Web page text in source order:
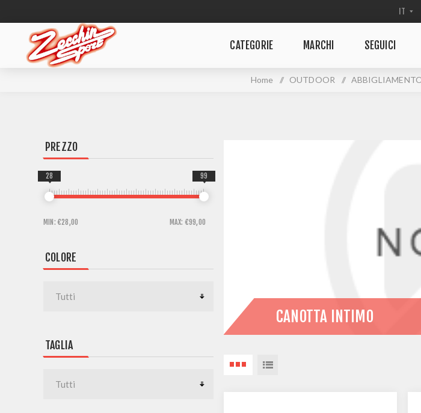
CATEGORIE MARCHI SEGUICI
Home / OUTDOOR /
CANOTTA INTIMO
PREZZO
MIN: €28,00 MAX: €99,00
28 99
COLORE
TAGLIA